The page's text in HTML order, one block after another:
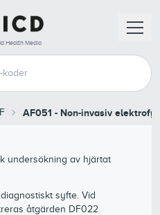
Health Media
AF051 - Non-invasiv
undersökning av hjärtat
syfte. Vid
åtgärden DF022